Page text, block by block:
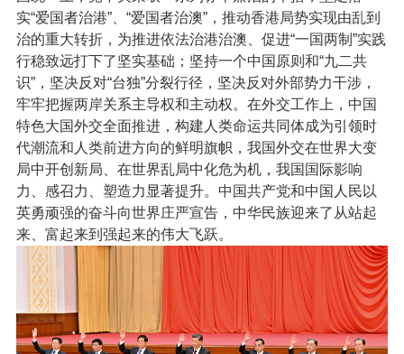
实“爱国者治港”、“爱国者治澳”，推动香港局势实现由乱到
治的重大转折，为推进依法治港治澳、促进“一国两制”实践
行稳致远打下了坚实基础；坚持一个中国原则和“九二共
识”，坚决反对“台独”分裂行径，坚决反对外部势力干涉，
牢牢把握两岸关系主导权和主动权。在外交工作上，中国
特色大国外交全面推进，构建人类命运共同体成为引领时
代潮流和人类前进方向的鲜明旗帜，我国外交在世界大变
局中开创新局、在世界乱局中化危为机，我国国际影响
力、感召力、塑造力显著提升。中国共产党和中国人民以
英勇顽强的奋斗向世界庄严宣告，中华民族迎来了从站起
来、富起来到强起来的伟大飞跃。